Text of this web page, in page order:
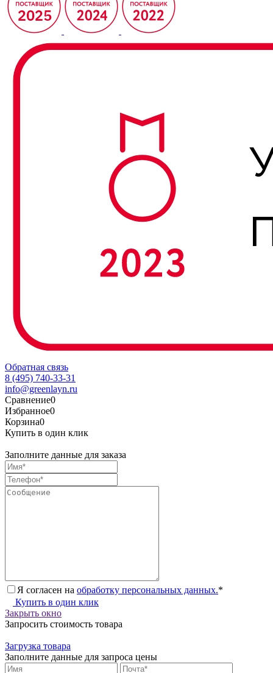
Обратная связь
8 (495) 740-33-31
info@greenlayn.ru
Сравнение0
Избранное0
Корзина0
Купить в один клик
Заполните данные для заказа
Я согласен на обработку персональных данных.*
Купить в один клик
Закрыть окно
Запросить стоимость товара
Загрузка товара
Заполните данные для запроса цены